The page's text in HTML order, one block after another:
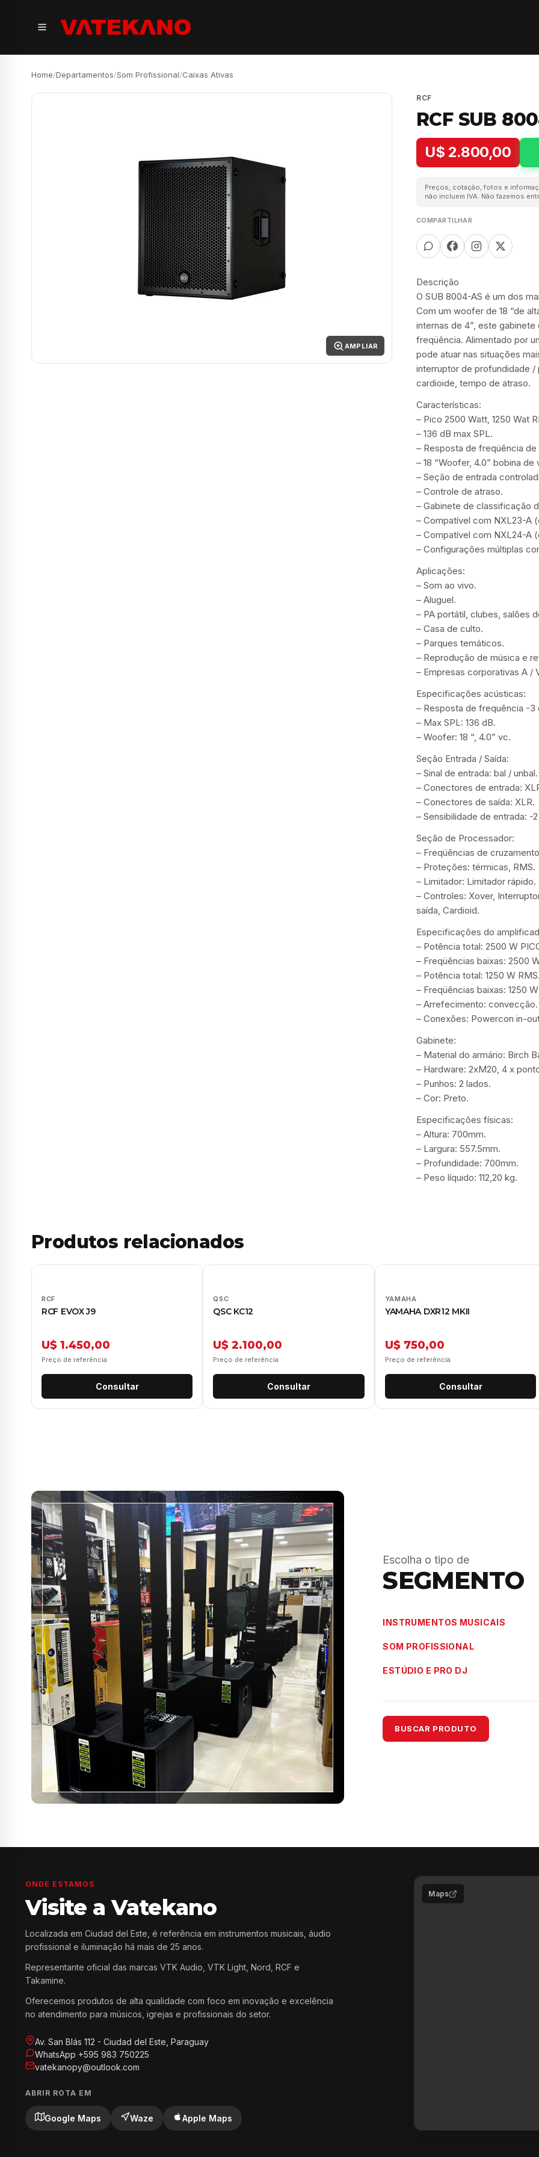
Home/Departamentos/Som Profissional/Caixas Ativas
AMPLIAR
RCF
RCF SUB
U$ 2.800,00
Preços, cotação, fotos e
não incluem IVA. Não fazemos
COMPARTILHAR
Descrição
O SUB 8004-AS é um dos
Com um woofer de 18 “de
internas de 4”, este
freqüência. Alimentado por
pode atuar nas situações
interruptor de profundidade /
cardioide, tempo de atraso.
Características:
– Pico 2500 Watt, 1250 Wat
– 136 dB max SPL.
– Resposta de freqüência de
– 18 “Woofer, 4.0” bobina
– Seção de entrada
– Controle de atraso.
– Gabinete de classificação
– Compatível com NXL23-A
– Compatível com NXL24-A
– Configurações múltiplas
Aplicações:
– Som ao vivo.
– Aluguel.
– PA portátil, clubes, salões
– Casa de culto.
– Parques temáticos.
– Reprodução de música e
– Empresas corporativas A /
Especificações acústicas:
– Resposta de frequência -3
– Max SPL: 136 dB.
– Woofer: 18 “, 4.0” vc.
Seção Entrada / Saída:
– Sinal de entrada: bal / unbal.
– Conectores de entrada:
– Conectores de saída: XLR.
– Sensibilidade de entrada: -
Seção de Processador:
– Freqüências de
– Proteções: térmicas, RMS.
– Limitador: Limitador rápido.
– Controles: Xover,
saída, Cardioid.
Especificações do
– Potência total: 2500 W
– Freqüências baixas: 2500
– Potência total: 1250 W RMS.
– Freqüências baixas: 1250
– Arrefecimento: convecção.
– Conexões: Powercon in-
Gabinete:
– Material do armário: Birch
– Hardware: 2xM20, 4 x
– Punhos: 2 lados.
– Cor: Preto.
Especificações físicas:
– Altura: 700mm.
– Largura: 557.5mm.
– Profundidade: 700mm.
– Peso líquido: 112,20 kg.
Produtos relacionados
RCF
RCF EVOX J9
U$ 1.450,00
Preço de referência
Consultar
QSC
QSC KC12
U$ 2.100,00
Preço de referência
Consultar
YAMAHA
YAMAHA DXR12 MKII
U$ 750,00
Preço de referência
Consultar
Escolha o tipo de
SEGMENTO
INSTRUMENTOS MUSICAIS
SOM PROFISSIONAL
ESTÚDIO E PRO DJ
BUSCAR PRODUTO
ONDE ESTAMOS
Visite a Vatekano
Localizada em Ciudad del Este, é referência em instrumentos musicais, áudio
profissional e iluminação há mais de 25 anos.
Representante oficial das marcas VTK Audio, VTK Light, Nord, RCF e
Takamine.
Oferecemos produtos de alta qualidade com foco em inovação e excelência
no atendimento para músicos, igrejas e profissionais do setor.
Av. San Blás 112 - Ciudad del Este, Paraguay
WhatsApp +595 983 750225
vatekanopy@outlook.com
ABRIR ROTA EM
Google Maps Waze Apple Maps
Maps